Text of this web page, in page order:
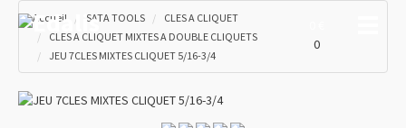
0
Accueil SATA TOOLS
CLES A CLIQUET
CLES A CLIQUET MIXTES A DOUBLE CLIQUETS
JEU 7CLES MIXTES CLIQUET 5/16-3/4